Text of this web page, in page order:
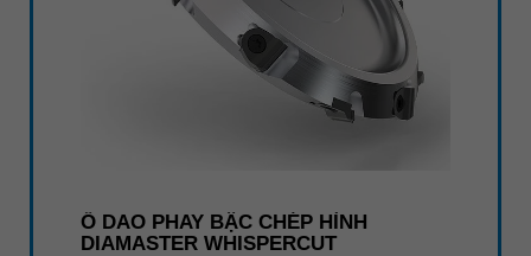
Ổ DAO PHAY BẬC CHÉP HÌNH
DIAMASTER WHISPERCUT